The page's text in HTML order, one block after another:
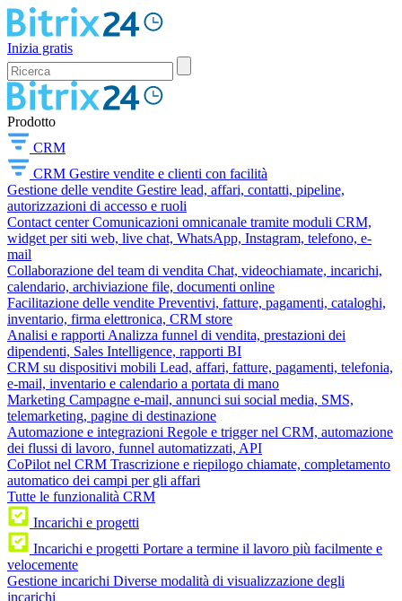
Inizia gratis
Prodotto
CRM
CRM Gestire vendite e clienti con facilità
Gestione delle vendite Gestire lead, affari, contatti, pipeline,
autorizzazioni di accesso e ruoli
Contact center Comunicazioni omnicanale tramite moduli CRM,
widget per siti web, live chat, WhatsApp, Instagram, telefono, e-
mail
Collaborazione del team di vendita Chat, videochiamate, incarichi,
calendario, archiviazione file, documenti online
Facilitazione delle vendite Preventivi, fatture, pagamenti, cataloghi,
inventario, firma elettronica, CRM store
Analisi e rapporti Analizza funnel di vendita, prestazioni dei
dipendenti, Sales Intelligence, rapporti BI
CRM su dispositivi mobili Lead, affari, fatture, pagamenti, telefonia,
e-mail, inventario e calendario a portata di mano
Marketing Campagne e-mail, annunci sui social media, SMS,
telemarketing, pagine di destinazione
Automazione e integrazioni Regole e trigger nel CRM, automazione
dei flussi di lavoro, funnel automatizzati, API
CoPilot nel CRM Trascrizione e riepilogo chiamate, completamento
automatico dei campi per gli affari
Tutte le funzionalità CRM
Incarichi e progetti
Incarichi e progetti Portare a termine il lavoro più facilmente e
velocemente
Gestione incarichi Diverse modalità di visualizzazione degli
incarichi